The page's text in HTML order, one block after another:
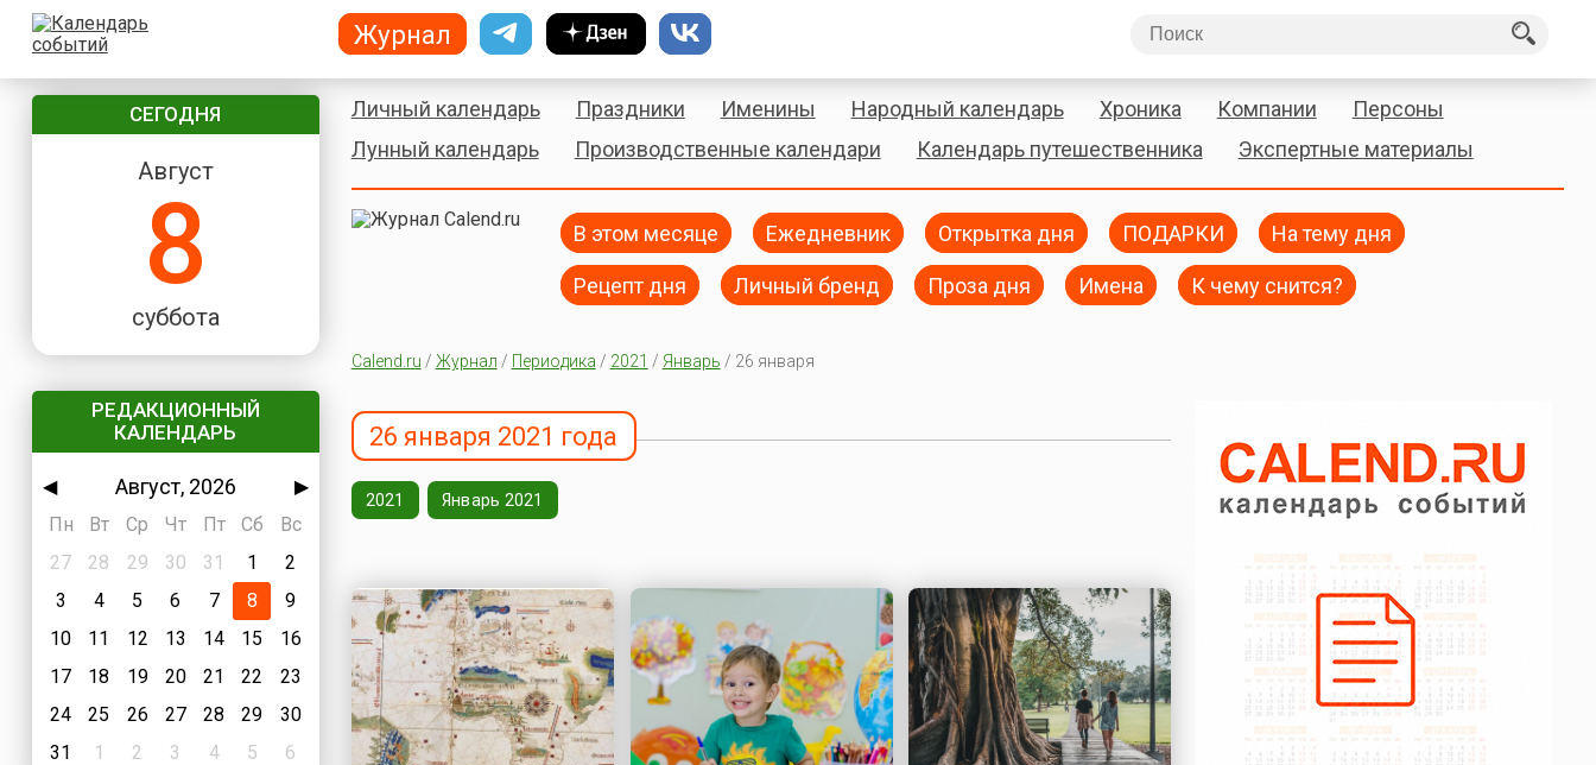
СЕГОДНЯ
Август
8
суббота
РЕДАКЦИОННЫЙ
КАЛЕНДАРЬ
◀ Август, 2026
▶
Пн
Вт Ср Чт Пт Сб
Вс
27
28 29 30 31 1
2
3
4 5 6 7 8
9
10
11 12 13 14 15
16
17
18 19 20 21 22
23
24
25 26 27 28 29
30
31
1 2 3 4 5 6
Личный календарь Праздники Именины Народный календарь Хроника Компании
Персоны
Лунный календарь
Производственные календари Календарь путешественника Экспертные материалы
В этом месяце Ежедневник Открытка дня ПОДАРКИ На тему дня
Рецепт дня Личный бренд Проза дня Имена К чему снится?
Calend.ru / Журнал / Периодика / 2021 / Январь / 26 января
26 января 2021 года
2021 Январь 2021
Журнал